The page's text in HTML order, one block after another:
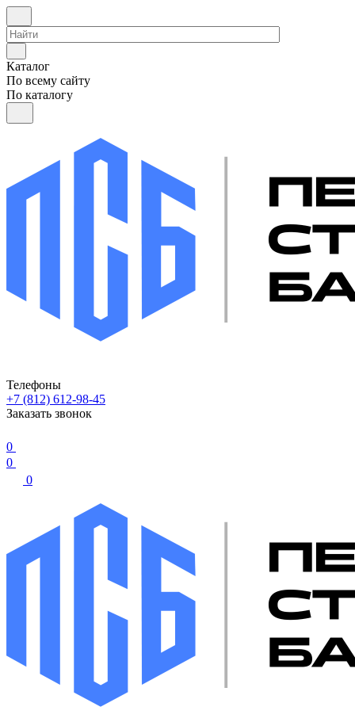
Каталог
По всему сайту
По каталогу
Телефоны
+7 (812) 612-98-45
Заказать звонок
0
0
0